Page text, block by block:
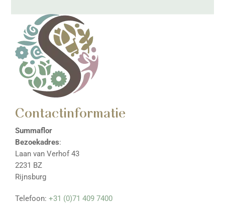
Contactinformatie
Summaflor
Bezoekadres:
Laan van Verhof 43
2231 BZ
Rijnsburg
Telefoon: +31 (0)71 409 7400